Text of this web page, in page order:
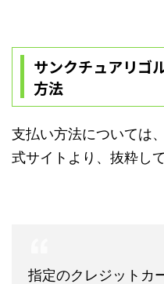
サンクチュアリゴ
方法
支払い方法については
式サイトより、抜粋し
指定のクレジットカ